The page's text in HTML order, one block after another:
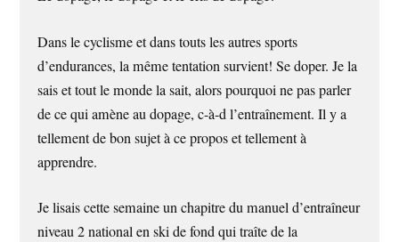
Dans le cyclisme et dans touts les autres sports
d’endurances, la même tentation survient! Se doper. Je la
sais et tout le monde la sait, alors pourquoi ne pas parler
de ce qui amène au dopage, c-à-d l’entraînement. Il y a
tellement de bon sujet à ce propos et tellement à
apprendre.
Je lisais cette semaine un chapitre du manuel d’entraîneur
niveau 2 national en ski de fond qui traîte de la